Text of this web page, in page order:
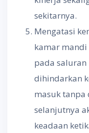
sekitarnya.
Mengatasi
kamar mandi
pada
dihindarkan
masuk tanpa
selanjutnya
keadaan